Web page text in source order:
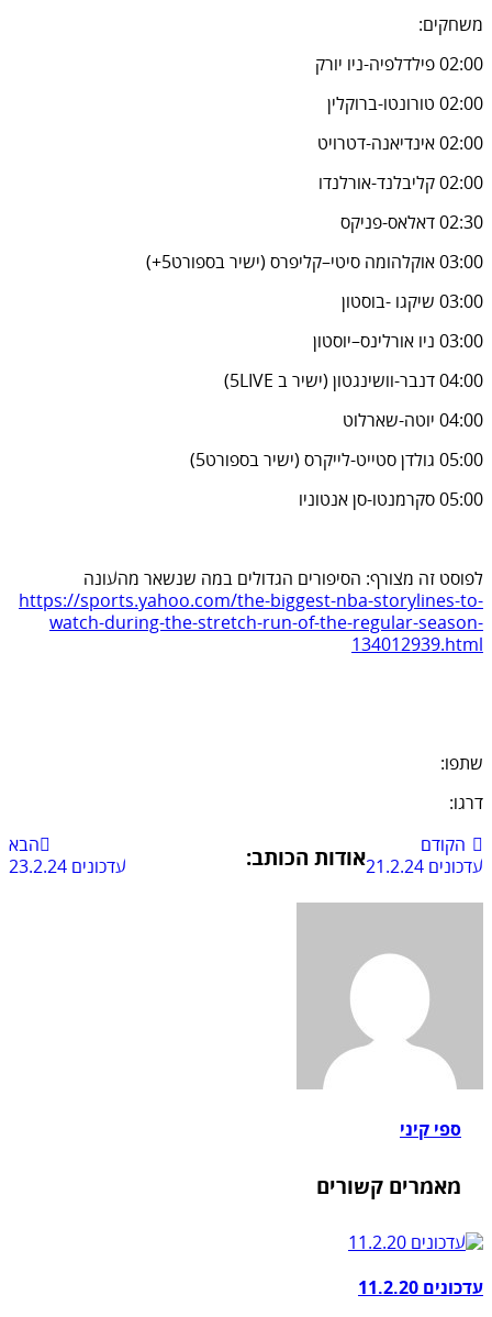
משחקים:
02:00 פילדלפיה-ניו יורק
02:00 טורונטו-ברוקלין
02:00 אינדיאנה-דטרויט
02:00 קליבלנד-אורלנדו
02:30 דאלאס-פניקס
03:00 אוקלהומה סיטי–קליפרס (ישיר בספורט5+)
03:00 שיקגו -בוסטון
03:00 ניו אורלינס–יוסטון
04:00 דנבר-וושינגטון (ישיר ב 5LIVE)
04:00 יוטה-שארלוט
05:00 גולדן סטייט-לייקרס (ישיר בספורט5)
05:00 סקרמנטו-סן אנטוניו
לפוסט זה מצורף: הסיפורים הגדולים במה שנשאר מהעונה
https://sports.yahoo.com/the-biggest-nba-storylines-to-
watch-during-the-stretch-run-of-the-regular-season-
134012939.html
שתפו:
דרגו:
הקודם
עדכונים 21.2.24
הבא
עדכונים 23.2.24
אודות הכותב:
ספי קיני
מאמרים קשורים
עדכונים 11.2.20